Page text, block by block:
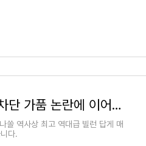
나는 솔로 16기 영숙 인스타 차단 가품 논란에 이어 방송 본 전남편이 오열한 사연 밝혀지자 충격
쏠 역사상 최고 역대급 빌런 답게 매
다.